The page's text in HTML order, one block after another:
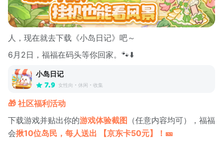
人，现在就去下载《小岛日记》吧～
6月2日，福福在码头等你回家。🐾⬇️
小岛日记
7.9 女性向 休闲 收集
🎁 社区福利活动
下载游戏并贴出你的游戏体验截图 （任意内容均可），福福
会揪10位岛民，每人送出 【京东卡50元】！🎫